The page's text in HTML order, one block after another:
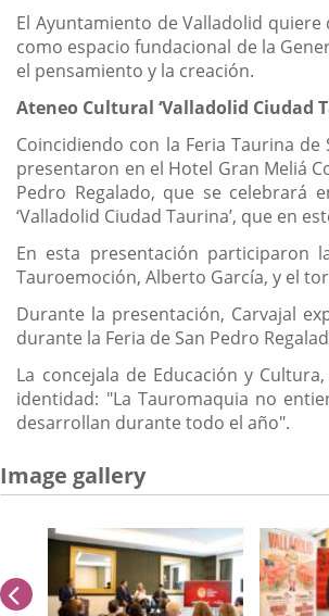
El Ayuntamiento de Valladolid
como espacio fundacional de la
el pensamiento y la creación.
Ateneo Cultural ‘Valladolid Ciudad
Coincidiendo con la Feria Taurina
presentaron en el Hotel Gran Meliá
Pedro Regalado, que se celebrará
‘Valladolid Ciudad Taurina’, que en
En esta presentación participaron
Tauroemoción, Alberto García, y el
Durante la presentación, Carvajal
durante la Feria de San Pedro
La concejala de Educación y
identidad: "La Tauromaquia no
desarrollan durante todo el año".
Image gallery
previus